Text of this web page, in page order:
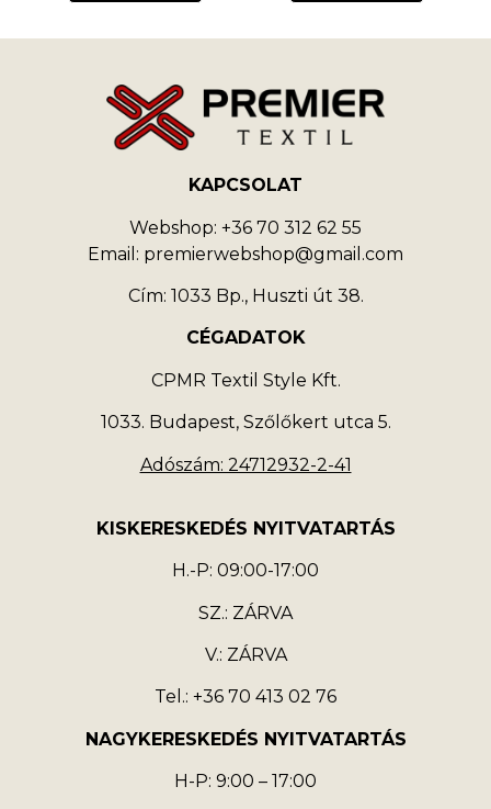
KAPCSOLAT
Webshop: +36 70 312 62 55
Email: premierwebshop@gmail.com
Cím: 1033 Bp., Huszti út 38.
CÉGADATOK
CPMR Textil Style Kft.
1033. Budapest, Szőlőkert utca 5.
Adószám: 24712932-2-41
KISKERESKEDÉS NYITVATARTÁS
H.-P: 09:00-17:00
SZ.: ZÁRVA
V.: ZÁRVA
Tel.: +36 70 413 02 76
NAGYKERESKEDÉS NYITVATARTÁS
H-P: 9:00 – 17:00